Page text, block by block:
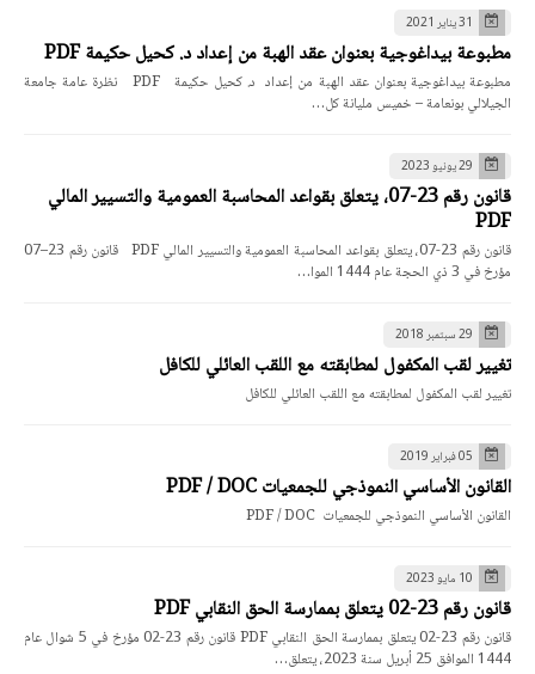
31 يناير 2021
مطبوعة بيداغوجية بعنوان عقد الهبة من إعداد د. كحيل حكيمة PDF
مطبوعة بيداغوجية بعنوان عقد الهبة من إعداد د. كحيل حكيمة PDF نظرة عامة جامعة
الجيلالي بونعامة – خميس مليانة كل…
29 يونيو 2023
قانون رقم 23-07، يتعلق بقواعد المحاسبة العمومية والتسيير المالي
PDF
قانون رقم 23-07، يتعلق بقواعد المحاسبة العمومية والتسيير المالي PDF قانون رقم 23–07
مؤرخ في 3 ذي الحجة عام 1444 الموا…
29 سبتمبر 2018
تغيير لقب المكفول لمطابقته مع اللقب العائلي للكافل
تغيير لقب المكفول لمطابقته مع اللقب العائلي للكافل
05 فبراير 2019
القانون الأساسي النموذجي للجمعيات PDF / DOC
القانون الأساسي النموذجي للجمعيات PDF / DOC
10 مايو 2023
قانون رقم 23-02 يتعلق بممارسة الحق النقابي PDF
قانون رقم 23-02 يتعلق بممارسة الحق النقابي PDF قانون رقم 23-02 مؤرخ في 5 شوال عام
1444 الموافق 25 أبريل سنة 2023، يتعلق…